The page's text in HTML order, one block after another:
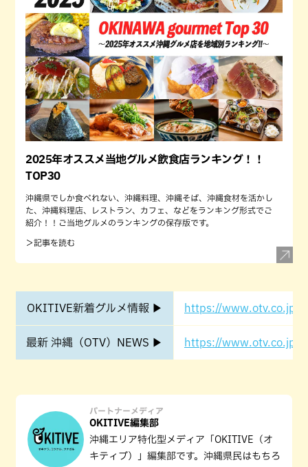
2025年オススメ当地グルメ飲食店ランキング！！
TOP30
沖縄県でしか食べれない、沖縄料理、沖縄そば、沖縄食材を活かし
た、沖縄料理店、レストラン、カフェ、などをランキング形式でご
紹介！！ご当地グルメのランキングの保存版です。
＞記事を読む
OKITIVE新着グルメ情報 ▶ https://www.otv.co.jp/
最新 沖縄（OTV）NEWS ▶ https://www.otv.co.jp/
パートナーメディア
OKITIVE編集部
沖縄エリア特化型メディア「OKITIVE（オ
キティブ）」編集部です。沖縄県民はもちろ